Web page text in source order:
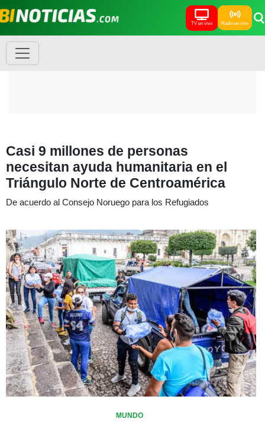
TV en vivo Radio en vivo
Casi 9 millones de personas
necesitan ayuda humanitaria en el
Triángulo Norte de Centroamérica
De acuerdo al Consejo Noruego para los Refugiados
MUNDO